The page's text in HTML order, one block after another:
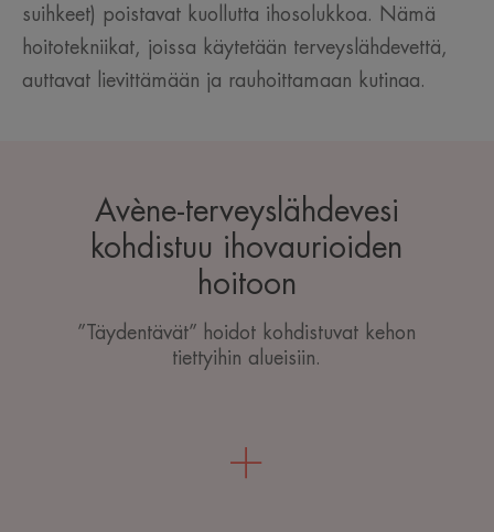
suihkeet) poistavat kuollutta ihosolukkoa. Nämä
hoitotekniikat, joissa käytetään terveyslähdevettä,
auttavat lievittämään ja rauhoittamaan kutinaa.
Avène-terveyslähdevesi
kohdistuu ihovaurioiden
hoitoon
”Täydentävät” hoidot kohdistuvat kehon
tiettyihin alueisiin.